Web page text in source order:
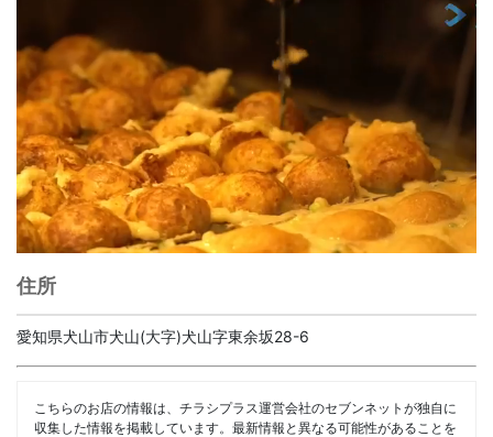
住所
愛知県犬山市犬山(大字)犬山字東余坂28-6
こちらのお店の情報は、チラシプラス運営会社のセブンネットが独自に
収集した情報を掲載しています。最新情報と異なる可能性があることを